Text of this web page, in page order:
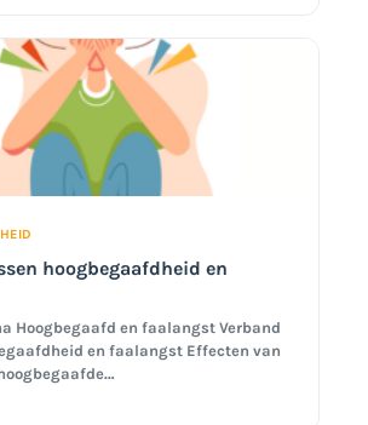
hoogbegaafdheid en
Hoogbegaafd en faalangst Verband
en faalangst Effecten van